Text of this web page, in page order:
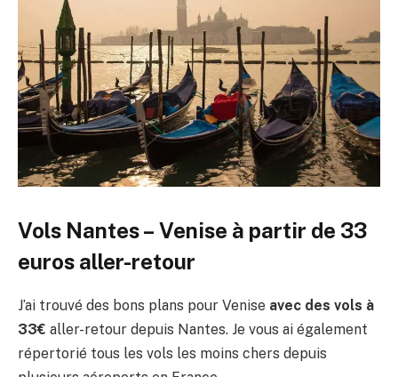
Vols Nantes – Venise à partir de 33
euros aller-retour
J’ai trouvé des bons plans pour Venise avec des vols à
33€ aller-retour depuis Nantes. Je vous ai également
répertorié tous les vols les moins chers depuis